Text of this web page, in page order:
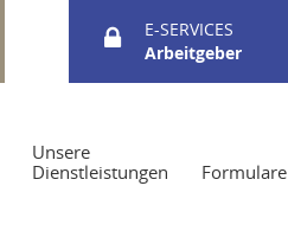
E-SERVICES
Arbeitgeber
Unsere
Dienstleistungen
Formulare